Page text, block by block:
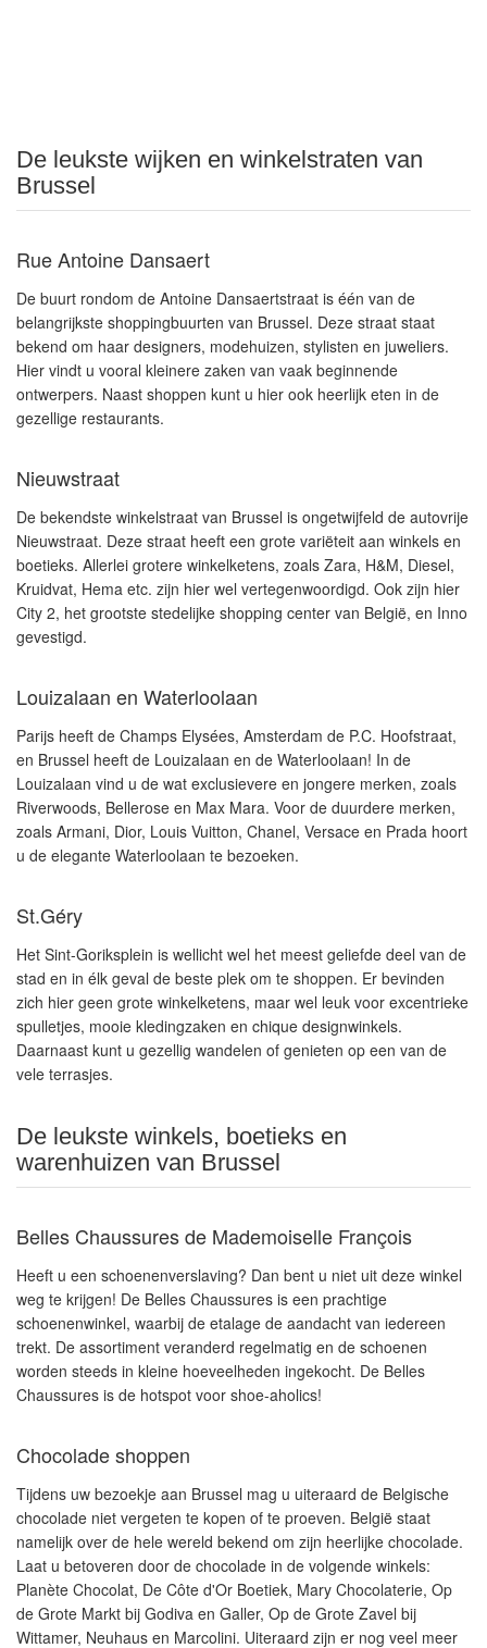
De leukste wijken en winkelstraten van
Brussel
Rue Antoine Dansaert
De buurt rondom de Antoine Dansaertstraat is één van de
belangrijkste shoppingbuurten van Brussel. Deze straat staat
bekend om haar designers, modehuizen, stylisten en juweliers.
Hier vindt u vooral kleinere zaken van vaak beginnende
ontwerpers. Naast shoppen kunt u hier ook heerlijk eten in de
gezellige restaurants.
Nieuwstraat
De bekendste winkelstraat van Brussel is ongetwijfeld de autovrije
Nieuwstraat. Deze straat heeft een grote variëteit aan winkels en
boetieks. Allerlei grotere winkelketens, zoals Zara, H&M, Diesel,
Kruidvat, Hema etc. zijn hier wel vertegenwoordigd. Ook zijn hier
City 2, het grootste stedelijke shopping center van België, en Inno
gevestigd.
Louizalaan en Waterloolaan
Parijs heeft de Champs Elysées, Amsterdam de P.C. Hoofstraat,
en Brussel heeft de Louizalaan en de Waterloolaan! In de
Louizalaan vind u de wat exclusievere en jongere merken, zoals
Riverwoods, Bellerose en Max Mara. Voor de duurdere merken,
zoals Armani, Dior, Louis Vuitton, Chanel, Versace en Prada hoort
u de elegante Waterloolaan te bezoeken.
St.Géry
Het Sint-Goriksplein is wellicht wel het meest geliefde deel van de
stad en in élk geval de beste plek om te shoppen. Er bevinden
zich hier geen grote winkelketens, maar wel leuk voor excentrieke
spulletjes, mooie kledingzaken en chique designwinkels.
Daarnaast kunt u gezellig wandelen of genieten op een van de
vele terrasjes.
De leukste winkels, boetieks en
warenhuizen van Brussel
Belles Chaussures de Mademoiselle François
Heeft u een schoenenverslaving? Dan bent u niet uit deze winkel
weg te krijgen! De Belles Chaussures is een prachtige
schoenenwinkel, waarbij de etalage de aandacht van iedereen
trekt. De assortiment veranderd regelmatig en de schoenen
worden steeds in kleine hoeveelheden ingekocht. De Belles
Chaussures is de hotspot voor shoe-aholics!
Chocolade shoppen
Tijdens uw bezoekje aan Brussel mag u uiteraard de Belgische
chocolade niet vergeten te kopen of te proeven. België staat
namelijk over de hele wereld bekend om zijn heerlijke chocolade.
Laat u betoveren door de chocolade in de volgende winkels:
Planète Chocolat, De Côte d'Or Boetiek, Mary Chocolaterie, Op
de Grote Markt bij Godiva en Galler, Op de Grote Zavel bij
Wittamer, Neuhaus en Marcolini. Uiteraard zijn er nog veel meer